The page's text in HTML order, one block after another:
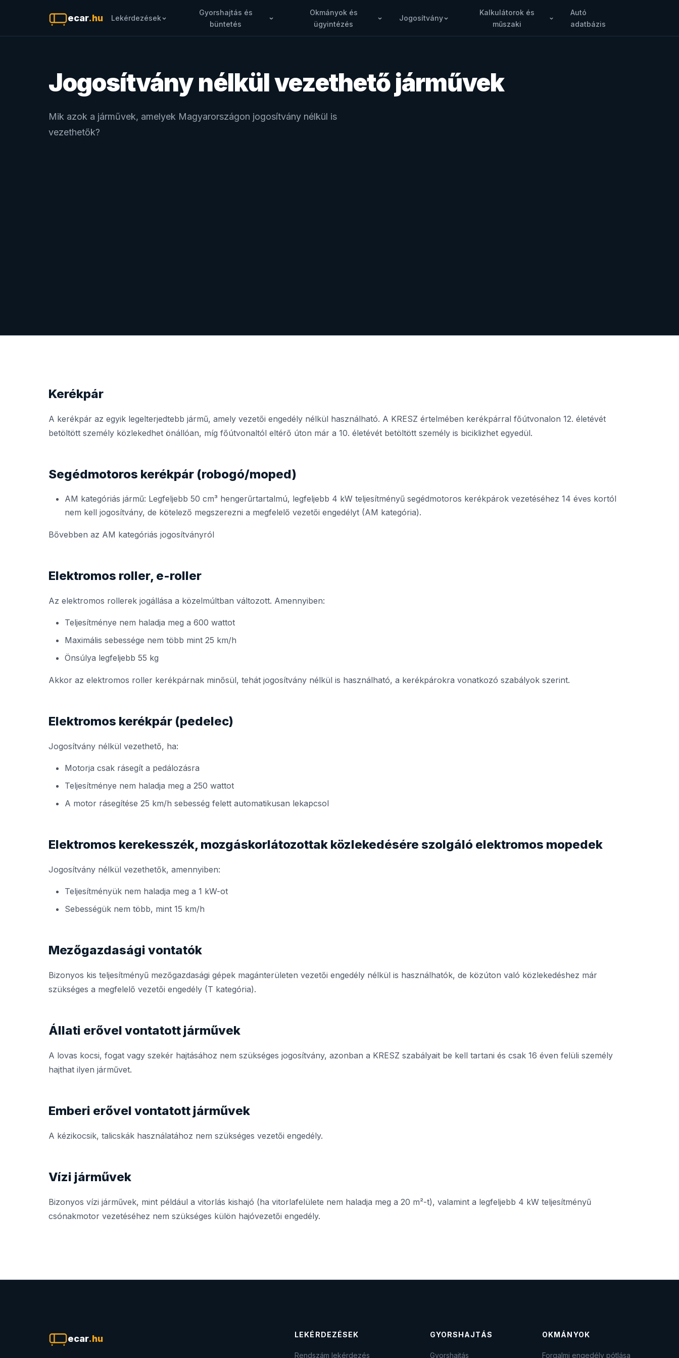
ecar.hu Lekérdezések
Gyorshajtás és
büntetés
Okmányok és
ügyintézés
Jogosítvány
Kalkulátorok és
műszaki
Autó
adatbázis
Jogosítvány nélkül vezethető járművek
Mik azok a járművek, amelyek Magyarországon jogosítvány nélkül is
vezethetők?
Kerékpár
A kerékpár az egyik legelterjedtebb jármű, amely vezetői engedély nélkül használható. A KRESZ értelmében kerékpárral főútvonalon 12. életévét
betöltött személy közlekedhet önállóan, míg főútvonaltól eltérő úton már a 10. életévét betöltött személy is biciklizhet egyedül.
Segédmotoros kerékpár (robogó/moped)
AM kategóriás jármű: Legfeljebb 50 cm³ hengerűrtartalmú, legfeljebb 4 kW teljesítményű segédmotoros kerékpárok vezetéséhez 14 éves kortól
nem kell jogosítvány, de kötelező megszerezni a megfelelő vezetői engedélyt (AM kategória).
Bővebben az AM kategóriás jogosítványról
Elektromos roller, e-roller
Az elektromos rollerek jogállása a közelmúltban változott. Amennyiben:
Teljesítménye nem haladja meg a 600 wattot
Maximális sebessége nem több mint 25 km/h
Önsúlya legfeljebb 55 kg
Akkor az elektromos roller kerékpárnak minősül, tehát jogosítvány nélkül is használható, a kerékpárokra vonatkozó szabályok szerint.
Elektromos kerékpár (pedelec)
Jogosítvány nélkül vezethető, ha:
Motorja csak rásegít a pedálozásra
Teljesítménye nem haladja meg a 250 wattot
A motor rásegítése 25 km/h sebesség felett automatikusan lekapcsol
Elektromos kerekesszék, mozgáskorlátozottak közlekedésére szolgáló elektromos mopedek
Jogosítvány nélkül vezethetők, amennyiben:
Teljesítményük nem haladja meg a 1 kW-ot
Sebességük nem több, mint 15 km/h
Mezőgazdasági vontatók
Bizonyos kis teljesítményű mezőgazdasági gépek magánterületen vezetői engedély nélkül is használhatók, de közúton való közlekedéshez már
szükséges a megfelelő vezetői engedély (T kategória).
Állati erővel vontatott járművek
A lovas kocsi, fogat vagy szekér hajtásához nem szükséges jogosítvány, azonban a KRESZ szabályait be kell tartani és csak 16 éven felüli személy
hajthat ilyen járművet.
Emberi erővel vontatott járművek
A kézikocsik, talicskák használatához nem szükséges vezetői engedély.
Vízi járművek
Bizonyos vízi járművek, mint például a vitorlás kishajó (ha vitorlafelülete nem haladja meg a 20 m²-t), valamint a legfeljebb 4 kW teljesítményű
csónakmotor vezetéséhez nem szükséges külön hajóvezetői engedély.
ecar.hu LEKÉRDEZÉSEK
Rendszám lekérdezés
GYORSHAJTÁS
Gyorshajtás
OKMÁNYOK
Forgalmi engedély pótlása